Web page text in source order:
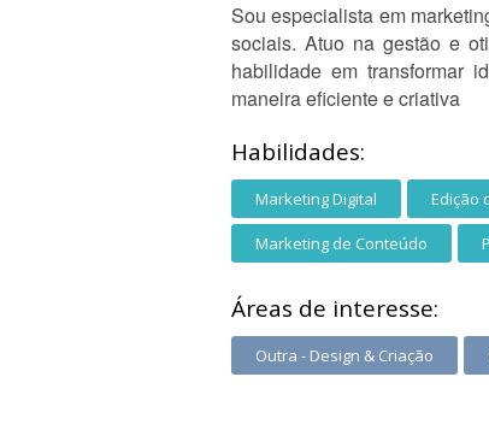
Sou especialista em
sociais. Atuo na gestão e
habilidade em transformar
maneira eficiente e criativa
Habilidades:
Marketing Digital Edição
Marketing de Conteúdo
Áreas de interesse:
Outra - Design & Criação